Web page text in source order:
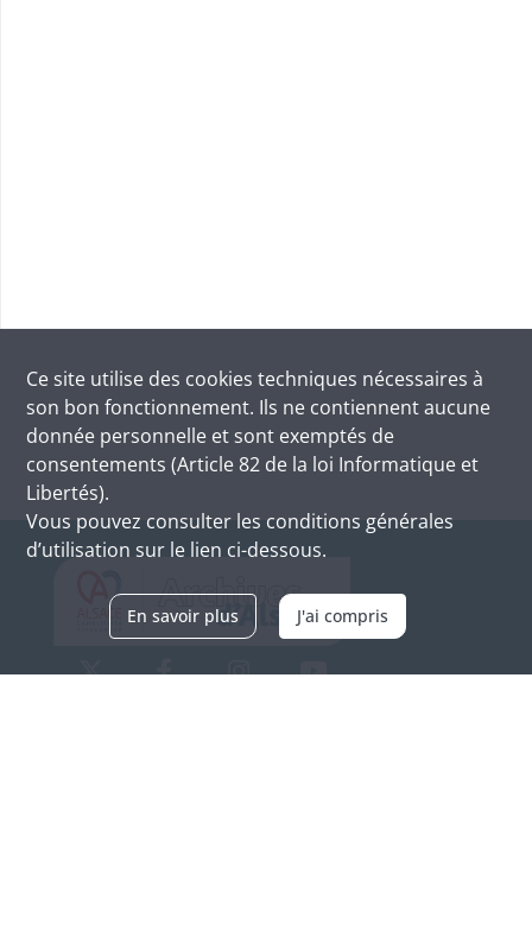
Ce site utilise des cookies techniques nécessaires à
son bon fonctionnement. Ils ne contiennent aucune
donnée personnelle et sont exemptés de
consentements (Article 82 de la loi Informatique et
Libertés).
Vous pouvez consulter les conditions générales
d’utilisation sur le lien ci-dessous.
En savoir plus J'ai compris